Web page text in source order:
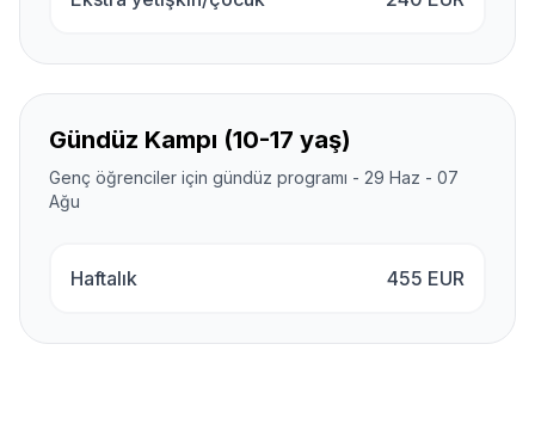
Gündüz Kampı (10-17 yaş)
Genç öğrenciler için gündüz programı - 29 Haz - 07
Ağu
Haftalık 455 EUR